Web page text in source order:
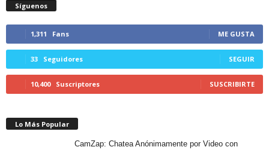
Síguenos
1,311 Fans ME GUSTA
33 Seguidores SEGUIR
10,400 Suscriptores SUSCRIBIRTE
Lo Más Popular
CamZap: Chatea Anónimamente por Video con